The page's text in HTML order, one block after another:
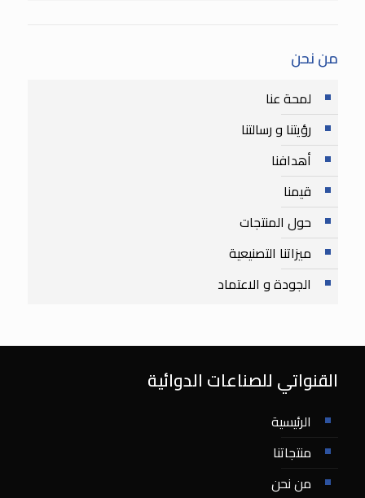
من نحن
لمحة عنا
رؤيتنا و رسالتنا
أهدافنا
قيمنا
حول المنتجات
ميزاتنا التصنيعية
الجودة و الاعتماد
القنواتي للصناعات الدوائية
الرئيسية
منتجاتنا
من نحن